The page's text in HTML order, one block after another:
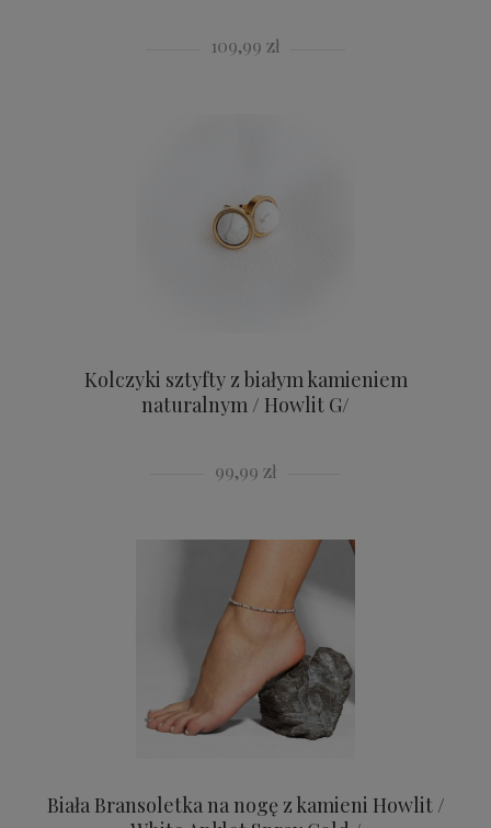
109,99 zł
Kolczyki sztyfty z białym kamieniem
naturalnym / Howlit G/
99,99 zł
Biała Bransoletka na nogę z kamieni Howlit /